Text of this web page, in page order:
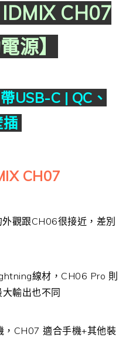
IDMIX CH07
源】
USB-C | QC、
插
CH07
觀跟CH06很接近，差別
線材，CH06 Pro 則
輸出也不同
CH07 適合手機+其他裝